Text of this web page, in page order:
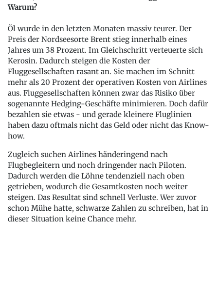
Warum?
Öl wurde in den letzten Monaten massiv teurer. Der
Preis der Nordseesorte Brent stieg innerhalb eines
Jahres um 38 Prozent. Im Gleichschritt verteuerte sich
Kerosin. Dadurch steigen die Kosten der
Fluggesellschaften rasant an. Sie machen im Schnitt
mehr als 20 Prozent der operativen Kosten von Airlines
aus. Fluggesellschaften können zwar das Risiko über
sogenannte Hedging-Geschäfte minimieren. Doch dafür
bezahlen sie etwas - und gerade kleinere Fluglinien
haben dazu oftmals nicht das Geld oder nicht das Know-
how.
Zugleich suchen Airlines händeringend nach
Flugbegleitern und noch dringender nach Piloten.
Dadurch werden die Löhne tendenziell nach oben
getrieben, wodurch die Gesamtkosten noch weiter
steigen. Das Resultat sind schnell Verluste. Wer zuvor
schon Mühe hatte, schwarze Zahlen zu schreiben, hat in
dieser Situation keine Chance mehr.